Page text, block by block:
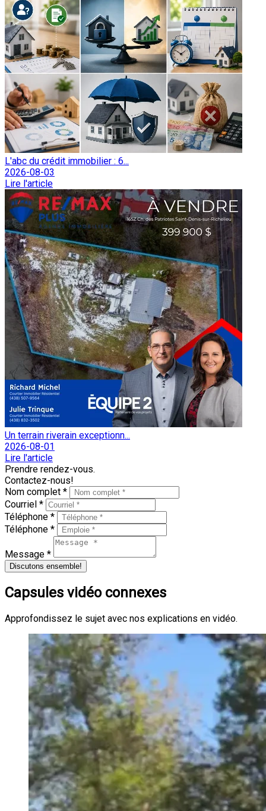
L'abc du crédit immobilier : 6...
2026-08-03
Lire l'article
Un terrain riverain exceptionn...
2026-08-01
Lire l'article
Prendre rendez-vous.
Contactez-nous!
Nom complet *
Courriel *
Téléphone *
Téléphone *
Message *
Discutons ensemble!
Capsules vidéo connexes
Approfondissez le sujet avec nos explications en vidéo.